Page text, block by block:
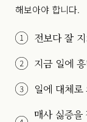
해보아야 합니다.
전보다 잘
지금 일에
일에 대체로
매사 싫증을